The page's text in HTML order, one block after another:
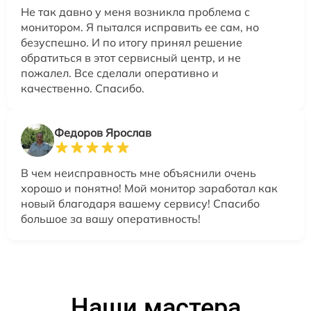
Не так давно у меня возникла проблема с
монитором. Я пытался исправить ее сам, но
безуспешно. И по итогу принял решение
обратиться в этот сервисный центр, и не
пожалел. Все сделали оперативно и
качественно. Спасибо.
Федоров Ярослав
В чем неисправность мне объяснили очень
хорошо и понятно! Мой монитор заработал как
новый благодаря вашему сервису! Спасибо
большое за вашу оперативность!